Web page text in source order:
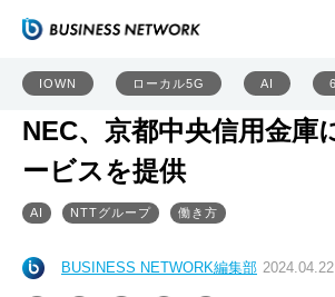
IOWN ローカル5G AI
NEC、京都中央信用金庫
ービスを提供
AI NTTグループ 働き方
BUSINESS NETWORK編集部 2024.04.22